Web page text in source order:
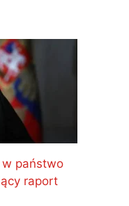
w państwo
raport